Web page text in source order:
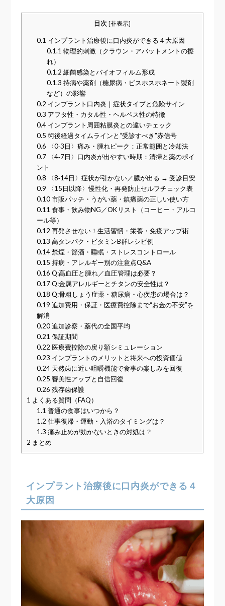
目次 [非表示]
0.1 インプラント治療後に口内炎ができる４大原因
0.1.1 物理的刺激（クラウン・アバットメントの擦
れ）
0.1.2 細菌感染とバイオフィルム形成
0.1.3 持病や薬剤（糖尿病・ビスホスホネート製剤
など）の影響
0.2 インプラント口内炎｜症状タイプと危険サイン
0.3 アフタ性・カタル性・ヘルペス性の特徴
0.4 インプラント周囲粘膜炎との違いチェック
0.5 術後経過タイムラインと“受診すべき”赤信号
0.6 〈0‑3日〉痛み・腫れピーク：正常範囲と冷却法
0.7 〈4‑7日〉口内炎が出やすい時期：清掃と薬のポイ
ント
0.8 〈8‑14日〉症状が引かない／膿が出る → 受診目安
0.9 〈15日以降〉慢性化・再発防止セルフチェック表
0.10市販パッチ・うがい薬・鎮痛薬の正しい使い方
0.11 食事・飲み物NG／OKリスト（コーヒー・アルコ
ール等）
0.12 再発させない！生活習慣・栄養・免疫アップ術
0.13 高タンパク・ビタミンB群レシピ例
0.14禁煙・節酒・睡眠・ストレスコントロール
0.15 持病・アレルギー別の注意点Q&A
0.16 Q:高血圧と腫れ／血圧管理は必要？
0.17Q:金属アレルギーとチタンの安全性は？
0.18 Q:骨粗しょう症薬・糖尿病・心疾患の場合は？
0.19 追加費用・保証・医療費控除まで“お金の不安”を
解消
0.20追加診察・薬代の全国平均
0.21 保証期間
0.22 医療費控除の戻り額シミュレーション
0.23 インプラントのメリットと将来への投資価値
0.24 天然歯に近い咀嚼機能で食事の楽しみを回復
0.25 審美性アップと自信回復
0.26 残存歯保護
1 よくある質問（FAQ）
1.1 普通の食事はいつから？
1.2 仕事復帰・運動・入浴のタイミングは？
1.3 痛み止めが効かないときの対処は？
2 まとめ
インプラント治療後に口内炎ができる４
大原因